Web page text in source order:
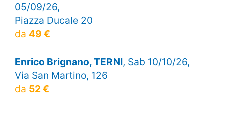
05/09/26,
Piazza Ducale 20
da 49 €
Enrico Brignano, TERNI, Sab 10/10/26,
Via San Martino, 126
da 52 €